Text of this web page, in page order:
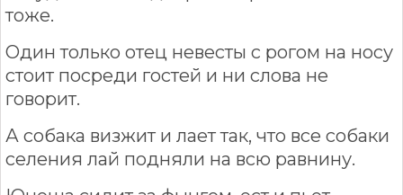
тоже.
Один только отец невесты с рогом на носу
стоит посреди гостей и ни слова не
говорит.
А собака визжит и лает так, что все собаки
селения лай подняли на всю равнину.